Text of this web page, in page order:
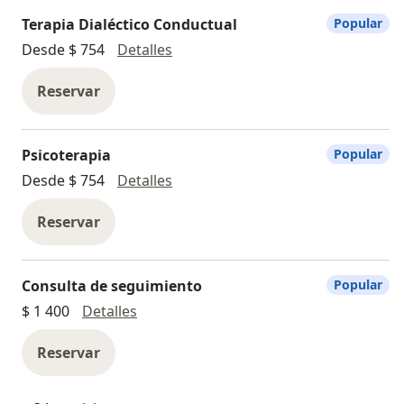
áreas de especialidad.
Institución con nosotros!
Terapia Dialéctico Conductual
Desde $ 754
Detalles
Reservar
Popular
Psicoterapia
Desde $ 754
Detalles
Reservar
Popular
Consulta de seguimiento
$ 1 400
Detalles
Reservar
Popular